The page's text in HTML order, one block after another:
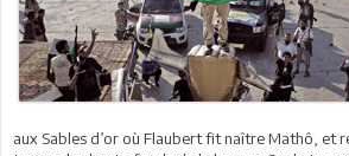
aux Sables d’or où Flaubert fit naître Mathô, et